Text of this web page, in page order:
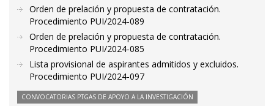
Orden de prelación y propuesta de contratación.
Procedimiento PUI/2024-089
Orden de prelación y propuesta de contratación.
Procedimiento PUI/2024-085
Lista provisional de aspirantes admitidos y excluidos.
Procedimiento PUI/2024-097
CONVOCATORIAS PTGAS DE APOYO A LA INVESTIGACIÓN